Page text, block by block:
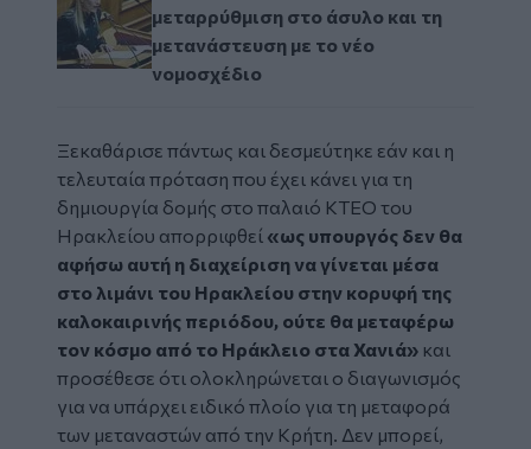
μεταρρύθμιση στο άσυλο και τη
μετανάστευση με το νέο
νομοσχέδιο
Ξεκαθάρισε πάντως και δεσμεύτηκε εάν και η
τελευταία πρόταση που έχει κάνει για τη
δημιουργία δομής στο παλαιό ΚΤΕΟ του
Ηρακλείου απορριφθεί «ως υπουργός δεν θα
αφήσω αυτή η διαχείριση να γίνεται μέσα
στο λιμάνι του Ηρακλείου στην κορυφή της
καλοκαιρινής περιόδου, ούτε θα μεταφέρω
τον κόσμο από το Ηράκλειο στα Χανιά» και
προσέθεσε ότι ολοκληρώνεται ο διαγωνισμός
για να υπάρχει ειδικό πλοίο για τη μεταφορά
των μεταναστών από την Κρήτη. Δεν μπορεί,